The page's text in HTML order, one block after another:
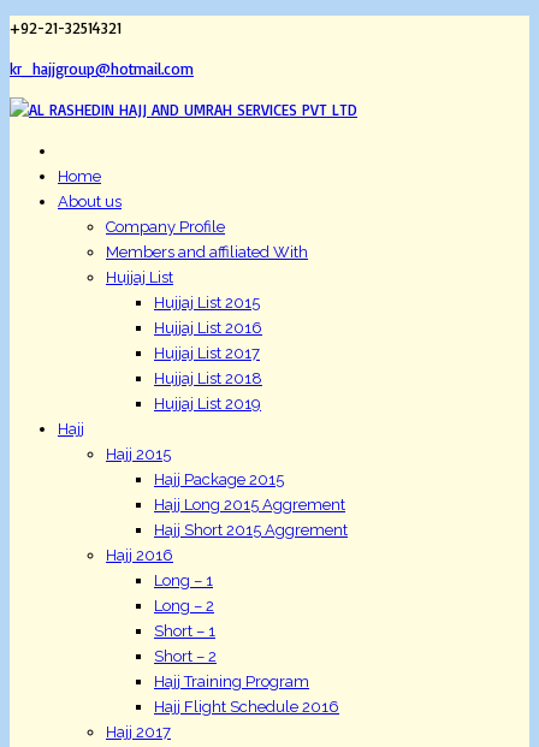
+92-21-32514321
kr_hajjgroup@hotmail.com
Home
About us
Company Profile
Members and affiliated With
Hujjaj List
Hujjaj List 2015
Hujjaj List 2016
Hujjaj List 2017
Hujjaj List 2018
Hujjaj List 2019
Hajj
Hajj 2015
Hajj Package 2015
Hajj Long 2015 Aggrement
Hajj Short 2015 Aggrement
Hajj 2016
Long – 1
Long – 2
Short – 1
Short – 2
Hajj Training Program
Hajj Flight Schedule 2016
Hajj 2017